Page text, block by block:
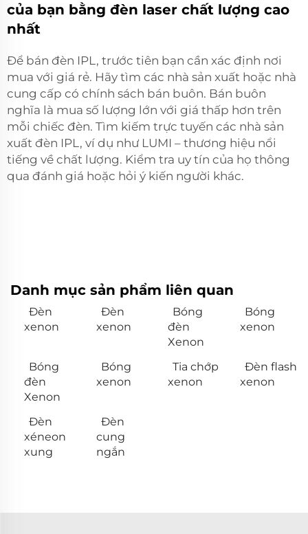
của bạn bằng đèn laser chất lượng cao
nhất
Để bán đèn IPL, trước tiên bạn cần xác định nơi
mua với giá rẻ. Hãy tìm các nhà sản xuất hoặc nhà
cung cấp có chính sách bán buôn. Bán buôn
nghĩa là mua số lượng lớn với giá thấp hơn trên
mỗi chiếc đèn. Tìm kiếm trực tuyến các nhà sản
xuất đèn IPL, ví dụ như LUMI – thương hiệu nổi
tiếng về chất lượng. Kiểm tra uy tín của họ thông
qua đánh giá hoặc hỏi ý kiến người khác.
Danh mục sản phẩm liên quan
Đèn
xenon
Đèn
xenon
Bóng
đèn
Xenon
Bóng
xenon
Bóng
đèn
Xenon
Bóng
xenon
Tia chớp
xenon
Đèn flash
xenon
Đèn
xéneon
xung
Đèn
cung
ngắn